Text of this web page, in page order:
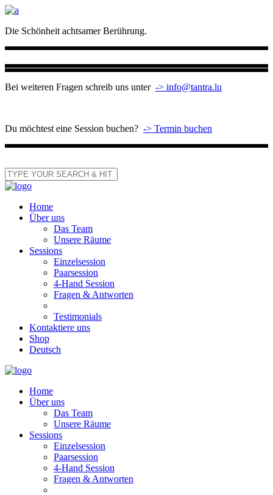
Die Schönheit achtsamer Berührung.
Bei weiteren Fragen schreib uns unter -> info@tantra.lu
Du möchtest eine Session buchen? -> Termin buchen
Home
Über uns
Das Team
Unsere Räume
Sessions
Einzelsession
Paarsession
4-Hand Session
Fragen & Antworten
Testimonials
Kontaktiere uns
Shop
Deutsch
Home
Über uns
Das Team
Unsere Räume
Sessions
Einzelsession
Paarsession
4-Hand Session
Fragen & Antworten